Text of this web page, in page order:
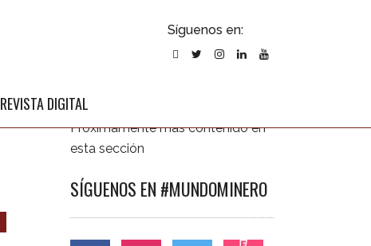
Síguenos en:
REVISTA DIGITAL
Próximamente más contenido en
esta sección
SÍGUENOS EN #MUNDOMINERO